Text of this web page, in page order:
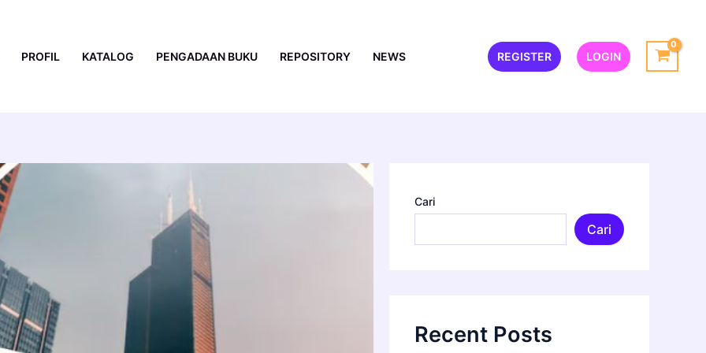
PROFIL KATALOG PENGADAAN BUKU REPOSITORY NEWS REGISTER LOGIN
Cari
Cari
Recent Posts